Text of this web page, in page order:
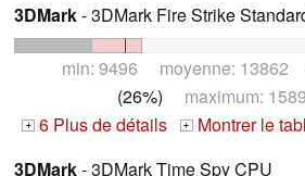
3DMark- 3DMark Fire Strike
min: 9496 moyenne: 13862
(26%) maximum:
+ 6 Plus de détails + Montrer le
3DMark- 3DMark Time Spy CPU